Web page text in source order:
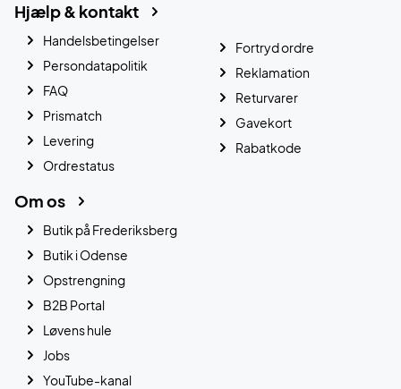
Hjælp & kontakt
Handelsbetingelser
Persondatapolitik
FAQ
Prismatch
Levering
Ordrestatus
Fortryd ordre
Reklamation
Returvarer
Gavekort
Rabatkode
Om os
Butik på Frederiksberg
Butik i Odense
Opstrengning
B2B Portal
Løvens hule
Jobs
YouTube-kanal